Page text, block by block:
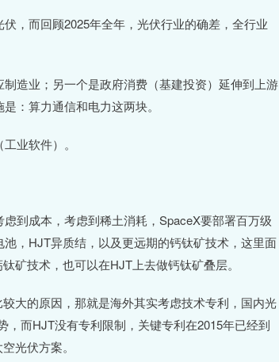
，而回顾2025年全年，光伏行业的确差，全行业
造业；另一个是政府消费（基建投资）延伸到上游
：算力通信和电力这两块。
业软件）。
到成本，考虑到稀土消耗，SpaceX要部署百万级
，HJT异质结，以及更远期的钙钛矿技术，这里面
矿技术，也可以在HJT上去做钙钛矿叠层。
大的原因，那就是海外其实考虑技术专利，国内光
而HJT没有专利限制，关键专利在2015年已经到
光伏方案。